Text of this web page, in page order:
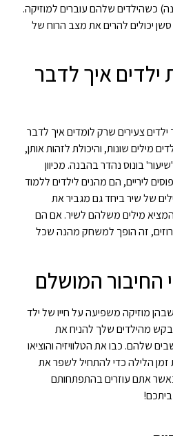
כשהילדים שלהם עוברים למוזיקה.
יכולים להרים את מצב הרוח של
איך לדבר
צעירים שרק לומדים איך לדבר
מילים שונות, והיכולת לזהות אותן,
בונוס נהדר בהבנה. מכיוון
ליריים, הם מהנים לילדים ללמוד
של שיר ביחד גם מגביר את
להמציא מילים משלהם לשיר. אם הם
זה הופך למשחק מהנה שכל
החיבור המושלם
מוזיקה משפיעה על חייו של ילד
בקש מהילדים שלך להניח את
שלהם. כבו את הטלוויזיה והוציאו
זמן הלילה כדי להתחיל לשפר את
אתם עוזרים בהתפתחותם